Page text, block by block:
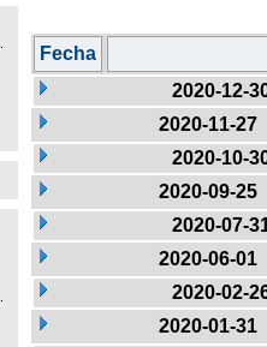
Fecha
2020-12-
2020-11-27
2020-10-
2020-09-25
2020-07-
2020-06-01
2020-02-
2020-01-31